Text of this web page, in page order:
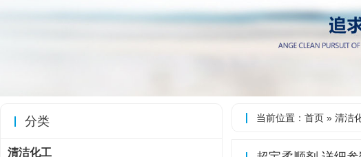
当前位置： 首页 » 清洁
分类
清洁化工